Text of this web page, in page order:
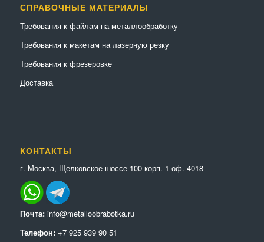
СПРАВОЧНЫЕ МАТЕРИАЛЫ
Требования к файлам на металлообработку
Требования к макетам на лазерную резку
Требования к фрезеровке
Доставка
КОНТАКТЫ
г. Москва, Щелковское шоссе 100 корп. 1 оф. 4018
Почта: info@metalloobrabotka.ru
Телефон: +7 925 939 90 51